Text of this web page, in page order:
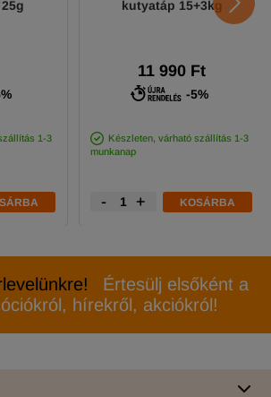
1-3
kutyatáp 15+3kg
11 990 Ft
-5%
Készleten, várható szállítás 1-3
munkanap
- + KOSÁRBA
Értesülj elsőként a
hírekről, akciókról!